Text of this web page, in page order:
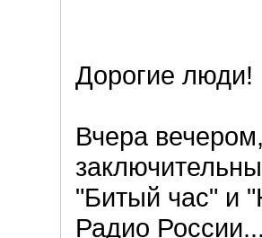
Дорогие люди!
Вчера
"Битый час" и
Радио